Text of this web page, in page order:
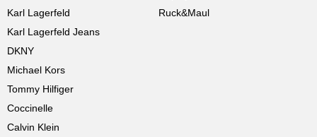
Karl Lagerfeld
Karl Lagerfeld Jeans
DKNY
Michael Kors
Tommy Hilfiger
Coccinelle
Calvin Klein
Ruck&Maul